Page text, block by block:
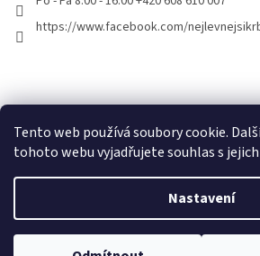
Tento web používá soubory cookie.
tohoto webu vyjadřujete souhlas s
Nastavení
https://www.facebook.com/
Copyright 2026